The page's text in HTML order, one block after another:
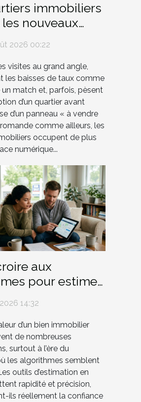
immobiliers
nouveaux
du marché ?
2026 00:22
visites au grand angle,
les baisses de taux comme
match et, parfois, pèsent
d’un quartier avant
d’un panneau « à vendre
romande comme ailleurs, les
occupent de plus
numérique...
aux
pour estimer
14:32
d’un bien immobilier
de nombreuses
surtout à l’ère du
les algorithmes semblent
outils d’estimation en
rapidité et précision,
ils réellement la confiance